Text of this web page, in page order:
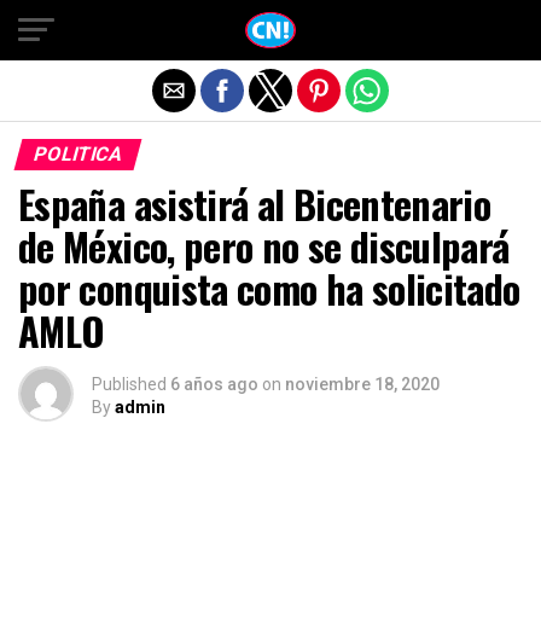
POLITICA
España asistirá al Bicentenario
de México, pero no se disculpará
por conquista como ha solicitado
AMLO
Published 6 años ago on noviembre 18, 2020
Byadmin
Salir de la versión móvil